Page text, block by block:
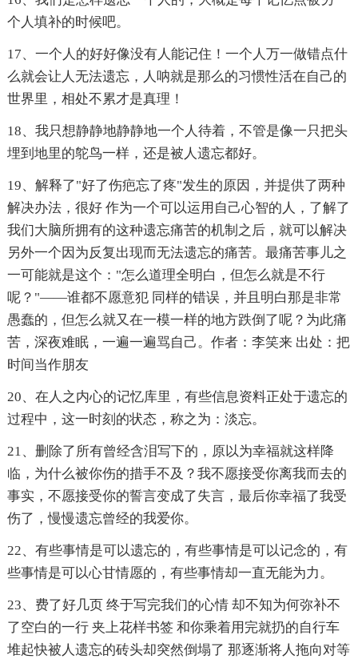
个人填补的时候吧。
17、一个人的好好像没有人能记住！一个人万一做错点什
么就会让人无法遗忘，人呐就是那么的习惯性活在自己的
世界里，相处不累才是真理！
18、我只想静静地静静地一个人待着，不管是像一只把头
埋到地里的鸵鸟一样，还是被人遗忘都好。
19、解释了"好了伤疤忘了疼"发生的原因，并提供了两种
解决办法，很好 作为一个可以运用自己心智的人，了解了
我们大脑所拥有的这种遗忘痛苦的机制之后，就可以解决
另外一个因为反复出现而无法遗忘的痛苦。最痛苦事儿之
一可能就是这个："怎么道理全明白，但怎么就是不行
呢？"——谁都不愿意犯 同样的错误，并且明白那是非常
愚蠢的，但怎么就又在一模一样的地方跌倒了呢？为此痛
苦，深夜难眠，一遍一遍骂自己。作者：李笑来 出处：把
时间当作朋友
20、在人之内心的记忆库里，有些信息资料正处于遗忘的
过程中，这一时刻的状态，称之为：淡忘。
21、删除了所有曾经含泪写下的，原以为幸福就这样降
临，为什么被你伤的措手不及？我不愿接受你离我而去的
事实，不愿接受你的誓言变成了失言，最后你幸福了我受
伤了，慢慢遗忘曾经的我爱你。
22、有些事情是可以遗忘的，有些事情是可以记念的，有
些事情是可以心甘情愿的，有些事情却一直无能为力。
23、费了好几页 终于写完我们的心情 却不知为何弥补不
了空白的一行 夹上花样书签 和你乘着用完就扔的自行车
堆起快被人遗忘的砖头却突然倒塌了 那逐渐将人拖向对等